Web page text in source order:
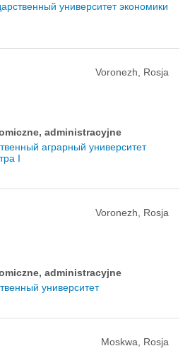
университет экономики
Voronezh, Rosja
administracyjne
аграрный университет
I
Voronezh, Rosja
administracyjne
университет
Moskwa, Rosja